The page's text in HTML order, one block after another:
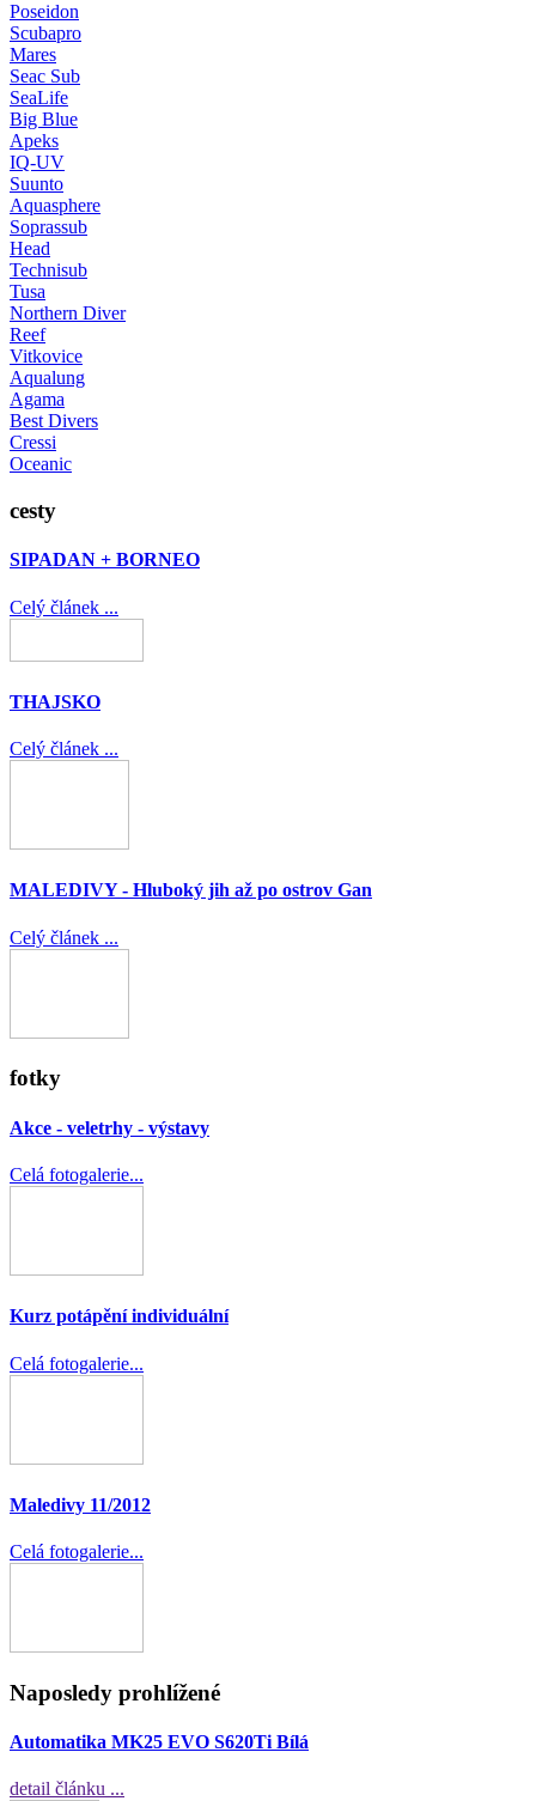
Poseidon
Scubapro
Mares
Seac Sub
SeaLife
Big Blue
Apeks
IQ-UV
Suunto
Aquasphere
Soprassub
Head
Technisub
Tusa
Northern Diver
Reef
Vitkovice
Aqualung
Agama
Best Divers
Cressi
Oceanic
cesty
SIPADAN + BORNEO
Celý článek ...
THAJSKO
Celý článek ...
MALEDIVY - Hluboký jih až po ostrov Gan
Celý článek ...
fotky
Akce - veletrhy - výstavy
Celá fotogalerie...
Kurz potápění individuální
Celá fotogalerie...
Maledivy 11/2012
Celá fotogalerie...
Naposledy prohlížené
Automatika MK25 EVO S620Ti Bílá
detail článku ...